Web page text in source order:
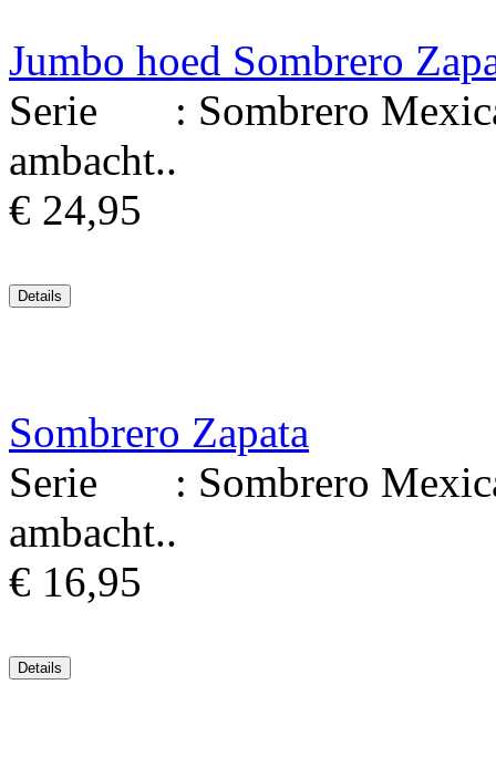
Jumbo hoed Sombrero
Serie : Sombrero
ambacht..
€ 24,95
Sombrero Zapata
Serie : Sombrero
ambacht..
€ 16,95